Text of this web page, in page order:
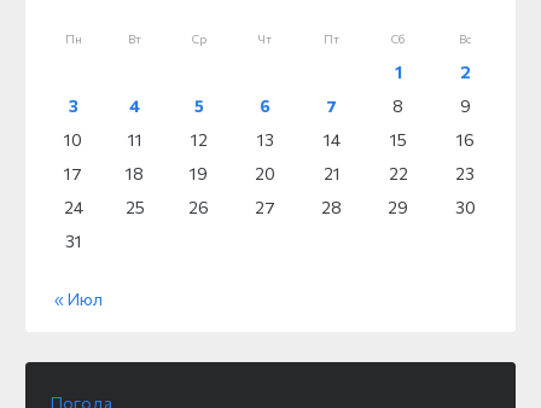
Пн Вт Ср Чт Пт Сб Вс
1
2
3
4 5 6 7 8
9
10
11 12 13 14 15
16
17
18 19 20 21 22
23
24
25 26 27 28 29
30
31
« Июл
Погода